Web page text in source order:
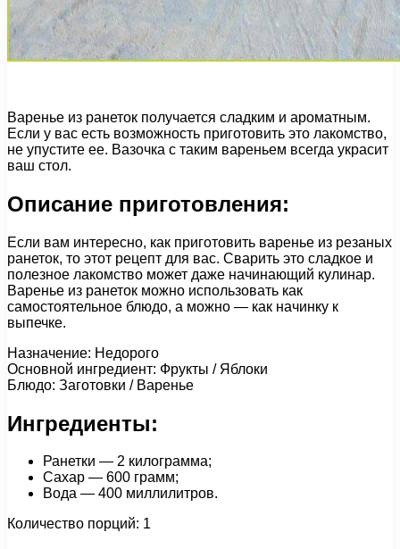
Варенье из ранеток получается сладким и ароматным.
Если у вас есть возможность приготовить это лакомство,
не упустите ее. Вазочка с таким вареньем всегда украсит
ваш стол.
Описание приготовления:
Если вам интересно, как приготовить варенье из резаных
ранеток, то этот рецепт для вас. Сварить это сладкое и
полезное лакомство может даже начинающий кулинар.
Варенье из ранеток можно использовать как
самостоятельное блюдо, а можно — как начинку к
выпечке.
Назначение: Недорого
Основной ингредиент: Фрукты / Яблоки
Блюдо: Заготовки / Варенье
Ингредиенты:
Ранетки — 2 килограмма;
Сахар — 600 грамм;
Вода — 400 миллилитров.
Количество порций: 1